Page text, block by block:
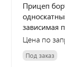
Прицеп
зависимая
Цена по
Под заказ